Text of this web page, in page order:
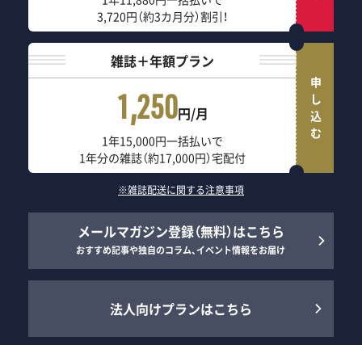
3,720円（約3カ月分）割引！
雑誌＋年額プラン
1,250円/月
1年15,000円一括払いで
1年分の雑誌（約17,000円）宅配付
申し込む
※雑誌配送に関する注意事項
メールマガジン登録（無料）はこちら
おすすめ記事や独自のコラム、イベント情報をお届け
法人向けプランはこちら